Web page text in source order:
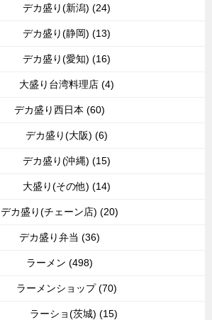
デカ盛り(新潟) (24)
デカ盛り(静岡) (13)
デカ盛り(愛知) (16)
大盛り台湾料理店 (4)
デカ盛り西日本 (60)
デカ盛り(大阪) (6)
デカ盛り(沖縄) (15)
大盛り(その他) (14)
デカ盛り(チェーン店) (20)
デカ盛り弁当 (36)
ラーメン (498)
ラーメンショップ (70)
ラーショ(茨城) (15)